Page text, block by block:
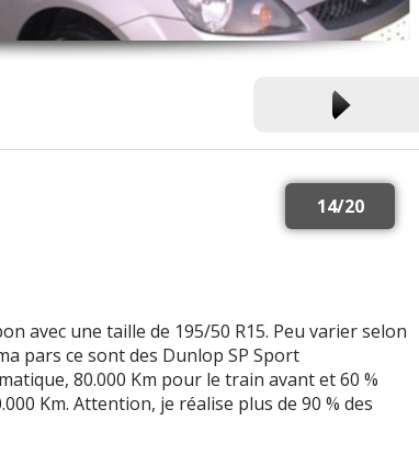
14/20
avec une taille de 195/50 R15. Peu varier selon
pars ce sont des Dunlop SP Sport
80.000 Km pour le train avant et 60 %
Km. Attention, je réalise plus de 90 % des